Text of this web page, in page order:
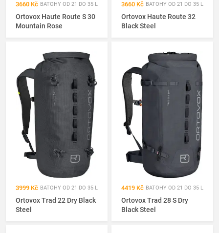
3660 Kč BATOHY OD 21 DO 35 L
Ortovox Haute Route S 30
Mountain Rose
3660 Kč BATOHY OD 21 DO 35 L
Ortovox Haute Route 32
Black Steel
3999 Kč BATOHY OD 21 DO 35 L
Ortovox Trad 22 Dry Black
Steel
4419 Kč BATOHY OD 21 DO 35 L
Ortovox Trad 28 S Dry
Black Steel